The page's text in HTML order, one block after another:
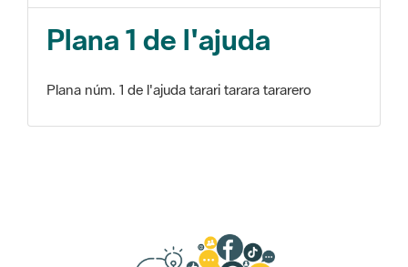
Plana 1 de l'ajuda
Plana núm. 1 de l'ajuda tarari tarara tararero